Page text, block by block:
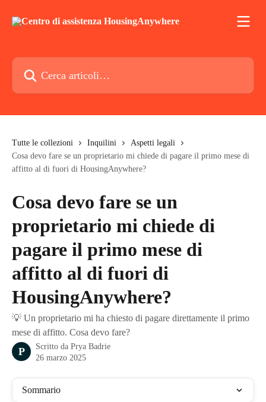
Cerca articoli…
Tutte le collezioni Inquilini
Aspetti legali
Cosa devo fare se un proprietario mi chiede di pagare il primo mese di
affitto al di fuori di HousingAnywhere?
Cosa devo fare se un
proprietario mi chiede di
pagare il primo mese di
affitto al di fuori di
HousingAnywhere?
💡 Un proprietario mi ha chiesto di pagare direttamente il primo
mese di affitto. Cosa devo fare?
P Scritto da Prya Badrie
26 marzo 2025
Sommario